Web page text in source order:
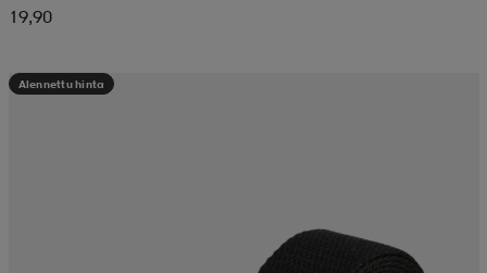
19,90
Alennettu hinta